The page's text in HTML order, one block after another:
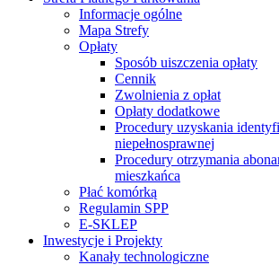
Informacje ogólne
Mapa Strefy
Opłaty
Sposób uiszczenia opłaty
Cennik
Zwolnienia z opłat
Opłaty dodatkowe
Procedury uzyskania
niepełnosprawnej
Procedury otrzymania
mieszkańca
Płać komórką
Regulamin SPP
E-SKLEP
Inwestycje i Projekty
Kanały technologiczne